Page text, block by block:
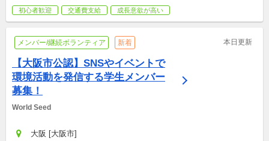
初心者歓迎 交通費支給 成長意欲が高い
メンバー/継続ボランティア 新着 本日更新
【大阪市公認】SNSやイベントで
環境活動を発信する学生メンバー
募集！
World Seed
大阪 [大阪市]